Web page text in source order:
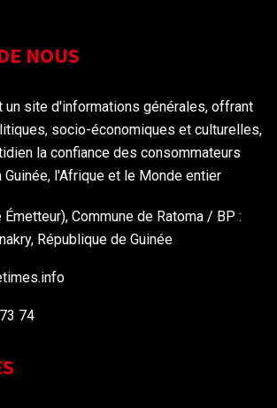
NOUS
un site d'informations générales, offrant
socio-économiques et culturelles,
la confiance des consommateurs
l'Afrique et le Monde entier
Émetteur), Commune de Ratoma / BP :
République de Guinée
74